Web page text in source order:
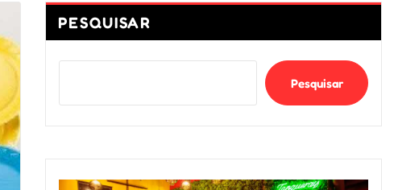
PESQUISAR
Pesquisar